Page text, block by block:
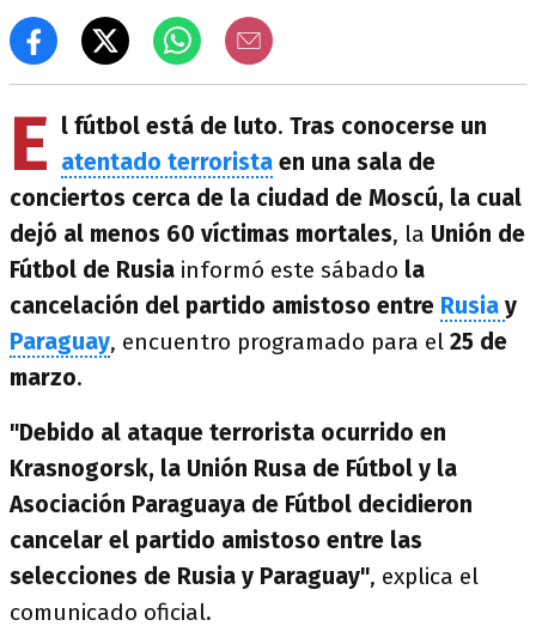
E l fútbol está de luto. Tras conocerse un
atentado terrorista en una sala de
conciertos cerca de la ciudad de Moscú, la cual
dejó al menos 60 víctimas mortales, la Unión de
Fútbol de Rusia informó este sábado la
cancelación del partido amistoso entre Rusia y
Paraguay, encuentro programado para el 25 de
marzo.
"Debido al ataque terrorista ocurrido en
Krasnogorsk, la Unión Rusa de Fútbol y la
Asociación Paraguaya de Fútbol decidieron
cancelar el partido amistoso entre las
selecciones de Rusia y Paraguay", explica el
comunicado oficial.